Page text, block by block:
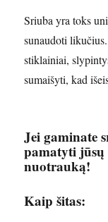
Sriuba yra toks
sunaudoti
stiklainiai,
sumaišyti, kad
Jei gaminate
pamatyti
nuotrauką!
Kaip šitas: